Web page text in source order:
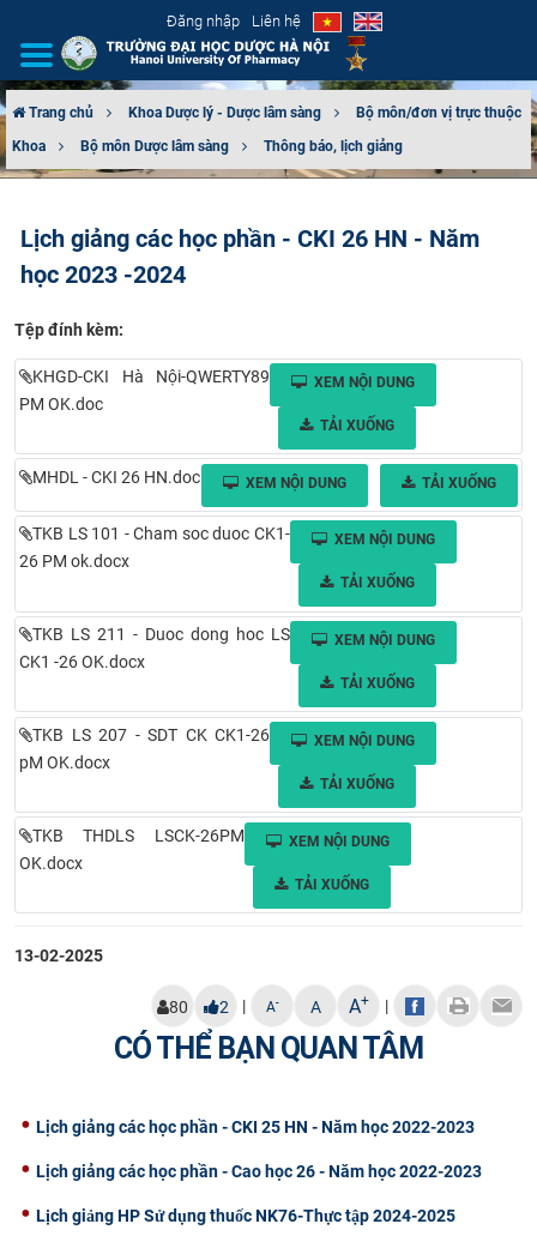
Đăng nhập Liên hệ
GIỚI THIỆU
TUYỂN SINH
ĐÀO TẠO
ĐẢM BẢO CHẤT LƯỢNG
KHOA HỌC CÔNG NGHỆ
HTQT
CỰU NGƯỜI HỌC
Trang chủ Khoa Dược lý - Dược lâm sàng
Bộ môn/đơn vị trực thuộc
Khoa
Bộ môn Dược lâm sàng Thông báo, lịch giảng
Lịch giảng các học phần - CKI 26 HN - Năm
học 2023 -2024
Tệp đính kèm:
KHGD-CKI Hà Nội-QWERTY89
PM OK.doc
XEM NỘI DUNG
TẢI XUỐNG
MHDL - CKI 26 HN.doc XEM NỘI DUNG TẢI XUỐNG
TKB LS 101 - Cham soc duoc CK1-
26 PM ok.docx
XEM NỘI DUNG
TẢI XUỐNG
TKB LS 211 - Duoc dong hoc LS
CK1 -26 OK.docx
XEM NỘI DUNG
TẢI XUỐNG
TKB LS 207 - SDT CK CK1-26
pM OK.docx
XEM NỘI DUNG
TẢI XUỐNG
TKB THDLS LSCK-26PM
OK.docx
XEM NỘI DUNG
TẢI XUỐNG
13-02-2025
80 2 | A- A A+ |
CÓ THỂ BẠN QUAN TÂM
Lịch giảng các học phần - CKI 25 HN - Năm học 2022-2023
Lịch giảng các học phần - Cao học 26 - Năm học 2022-2023
Lịch giảng HP Sử dụng thuốc NK76-Thực tập 2024-2025